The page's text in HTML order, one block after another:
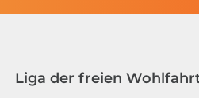
Liga der freien